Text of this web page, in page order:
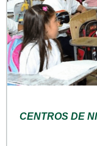
CENTROS DE